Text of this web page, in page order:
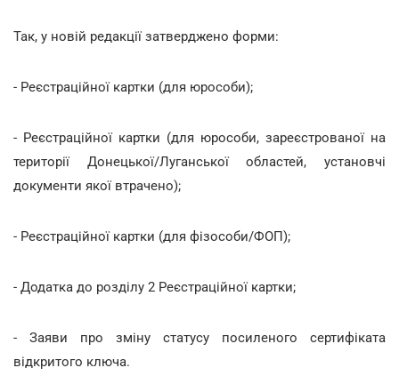
Так, у новій редакції затверджено форми:
- Реєстраційної картки (для юрособи);
- Реєстраційної картки (для юрособи, зареєстрованої на
території Донецької/Луганської областей, установчі
документи якої втрачено);
- Реєстраційної картки (для фізособи/ФОП);
- Додатка до розділу 2 Реєстраційної картки;
- Заяви про зміну статусу посиленого сертифіката
відкритого ключа.